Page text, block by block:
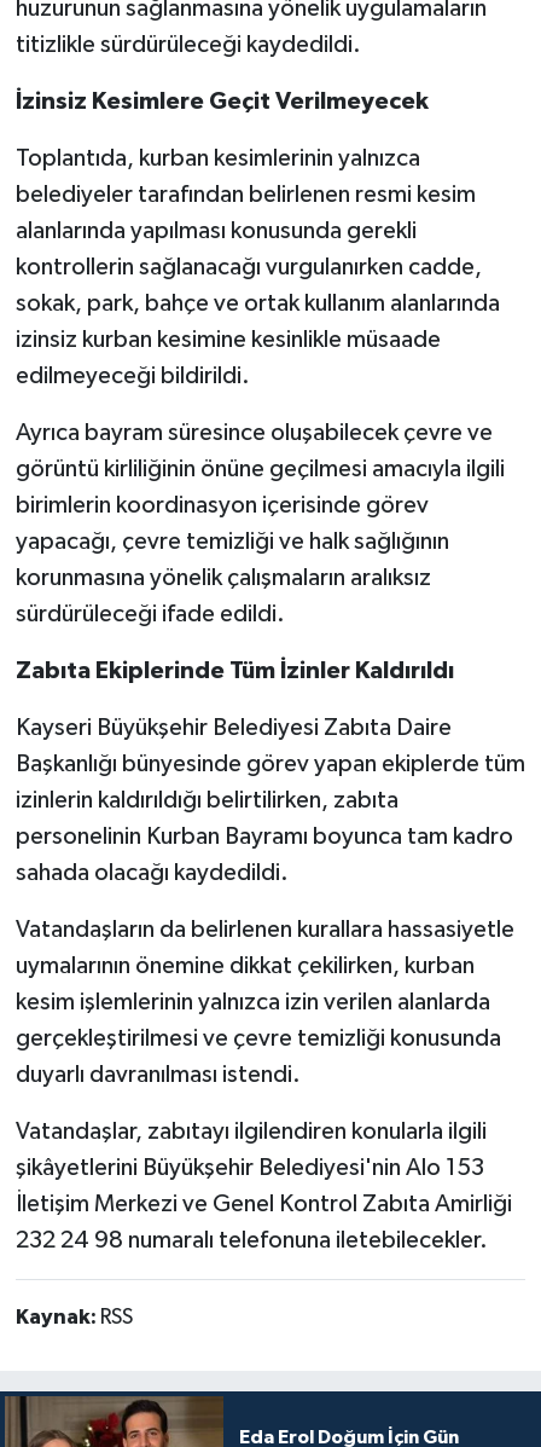
huzurunun sağlanmasına yönelik uygulamaların
titizlikle sürdürüleceği kaydedildi.
İzinsiz Kesimlere Geçit Verilmeyecek
Toplantıda, kurban kesimlerinin yalnızca
belediyeler tarafından belirlenen resmi kesim
alanlarında yapılması konusunda gerekli
kontrollerin sağlanacağı vurgulanırken cadde,
sokak, park, bahçe ve ortak kullanım alanlarında
izinsiz kurban kesimine kesinlikle müsaade
edilmeyeceği bildirildi.
Ayrıca bayram süresince oluşabilecek çevre ve
görüntü kirliliğinin önüne geçilmesi amacıyla ilgili
birimlerin koordinasyon içerisinde görev
yapacağı, çevre temizliği ve halk sağlığının
korunmasına yönelik çalışmaların aralıksız
sürdürüleceği ifade edildi.
Zabıta Ekiplerinde Tüm İzinler Kaldırıldı
Kayseri Büyükşehir Belediyesi Zabıta Daire
Başkanlığı bünyesinde görev yapan ekiplerde tüm
izinlerin kaldırıldığı belirtilirken, zabıta
personelinin Kurban Bayramı boyunca tam kadro
sahada olacağı kaydedildi.
Vatandaşların da belirlenen kurallara hassasiyetle
uymalarının önemine dikkat çekilirken, kurban
kesim işlemlerinin yalnızca izin verilen alanlarda
gerçekleştirilmesi ve çevre temizliği konusunda
duyarlı davranılması istendi.
Vatandaşlar, zabıtayı ilgilendiren konularla ilgili
şikâyetlerini Büyükşehir Belediyesi'nin Alo 153
İletişim Merkezi ve Genel Kontrol Zabıta Amirliği
232 24 98 numaralı telefonuna iletebilecekler.
Kaynak: RSS
Eda Erol Doğum İçin Gün